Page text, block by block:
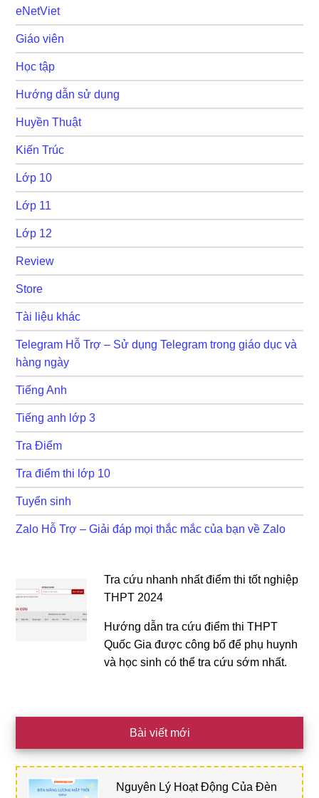
eNetViet
Giáo viên
Học tập
Hướng dẫn sử dụng
Huyền Thuật
Kiến Trúc
Lớp 10
Lớp 11
Lớp 12
Review
Store
Tài liệu khác
Telegram Hỗ Trợ – Sử dụng Telegram trong giáo dục và
hàng ngày
Tiếng Anh
Tiếng anh lớp 3
Tra Điểm
Tra điểm thi lớp 10
Tuyển sinh
Zalo Hỗ Trợ – Giải đáp mọi thắc mắc của bạn về Zalo
Tra cứu nhanh nhất điểm thi tốt nghiệp
THPT 2024
Hướng dẫn tra cứu điểm thi THPT
Quốc Gia được công bố để phụ huynh
và học sinh có thể tra cứu sớm nhất.
Bài viết mới
Nguyên Lý Hoạt Động Của Đèn